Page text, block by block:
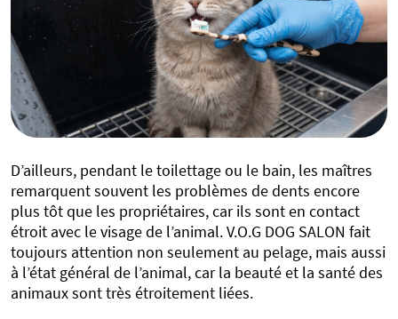
D’ailleurs, pendant le toilettage ou le bain, les maîtres
remarquent souvent les problèmes de dents encore
plus tôt que les propriétaires, car ils sont en contact
étroit avec le visage de l’animal. V.O.G DOG SALON fait
toujours attention non seulement au pelage, mais aussi
à l’état général de l’animal, car la beauté et la santé des
animaux sont très étroitement liées.